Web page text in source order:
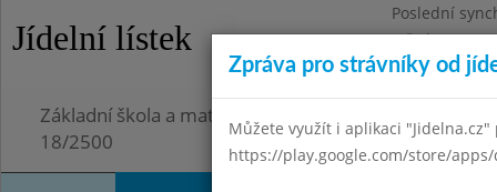
Jídelní lístek
Poslední
Středa
Omezení
Základní škola a mateřská škola Chmelnice, Praha 3,
18/2500
Zpráva pro strávníky od
Můžete využít i aplikaci
https://play.google.com/store/